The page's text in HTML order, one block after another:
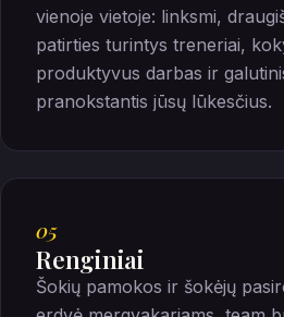
vienoje vietoje: linksmi,
patirties turintys treneriai,
produktyvus darbas ir
pranokstantis jūsų lūkesčius.
05
Renginiai
Šokių pamokos ir šokėjų